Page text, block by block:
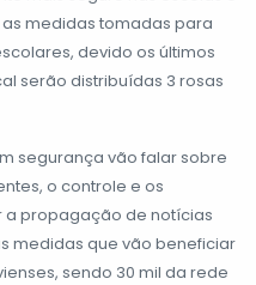
medidas tomadas para
devido os últimos
serão distribuídas 3 rosas
segurança vão falar sobre
o controle e os
a propagação de notícias
medidas que vão beneficiar
sendo 30 mil da rede